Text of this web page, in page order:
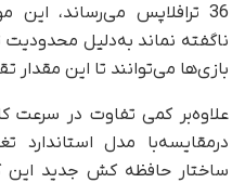
36 ترافلاپس می‌رساند،
ناگفته نماند به‌دلیل محدودیت
بازی‌ها می‌توانند تا این مقدار
درمقایسه‌با مدل استاندارد
ساختار حافظه کش جدید این